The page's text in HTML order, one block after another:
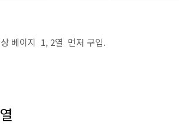
베이지 1, 2열 먼저 구입.